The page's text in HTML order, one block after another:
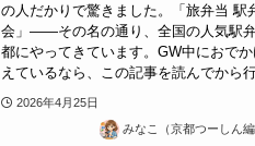
の人だかりで驚きました。「旅弁当 駅
会」——その名の通り、全国の人気駅
都にやってきています。GW中におで
えているなら、この記事を読んでから行
2026年4月25日
みなこ（京都つーしん編